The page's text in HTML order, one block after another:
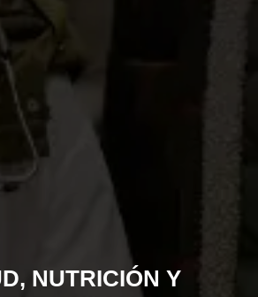
NUTRICIÓN Y